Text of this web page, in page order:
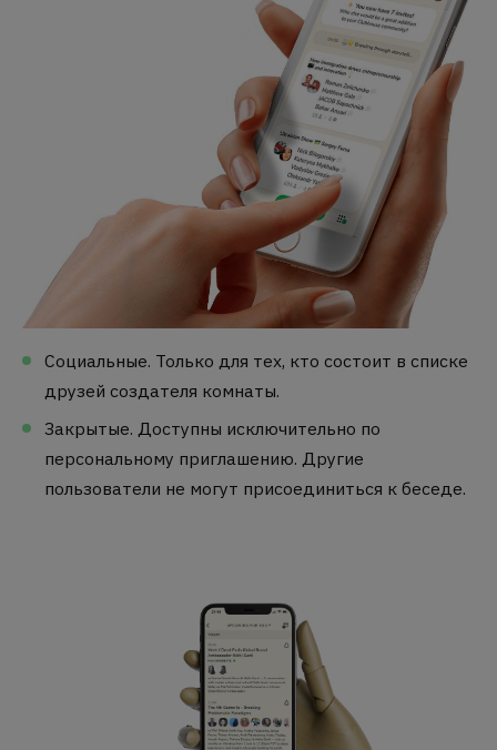
Социальные. Только для тех, кто состоит в списке
друзей создателя комнаты.
Закрытые. Доступны исключительно по
персональному приглашению. Другие
пользователи не могут присоединиться к беседе.